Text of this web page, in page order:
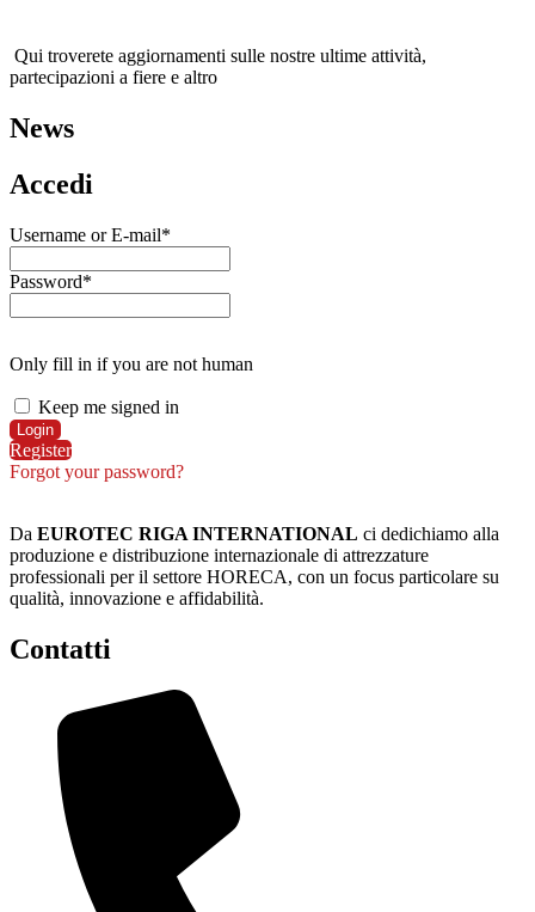
Qui troverete aggiornamenti sulle nostre ultime attività,
partecipazioni a fiere e altro
News
Accedi
Username or E-mail*
Password*
Only fill in if you are not human
Keep me signed in
Register
Forgot your password?
Da EUROTEC RIGA INTERNATIONAL ci dedichiamo alla
produzione e distribuzione internazionale di attrezzature
professionali per il settore HORECA, con un focus particolare su
qualità, innovazione e affidabilità.
Contatti